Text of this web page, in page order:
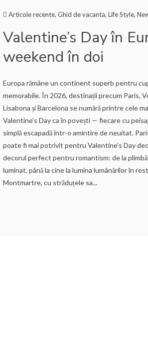
Articole recente,Ghid de vacanta,Life Style,
Valentine’s Day în
weekend în doi
Europa rămâne un continent superb pentru
memorabile. În 2026, destinații precum Paris,
Lisabona și Barcelona se numără printre cele
Valentine’s Day ca în povești — fiecare cu
simplă escapadă într-o amintire de neuitat.
poate fi mai potrivit pentru Valentine’s Day
decorul perfect pentru romantism: de la
luminat, până la cine la lumina lumânărilor în
Montmartre, cu străduțele sa...